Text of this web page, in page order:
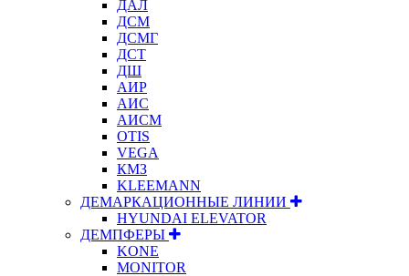
ДАЛ
ДСМ
ДСМГ
ДСТ
ДШ
АИР
АИС
АИСМ
OTIS
VEGA
КМЗ
KLEEMANN
ДЕМАРКАЦИОННЫЕ ЛИНИИ
HYUNDAI ELEVATOR
ДЕМПФЕРЫ
KONE
MONITOR